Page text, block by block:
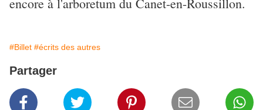
#Billet #écrits des autres
Partager